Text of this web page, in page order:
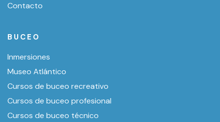
Contacto
BUCEO
Inmersiones
Museo Atlántico
Cursos de buceo recreativo
Cursos de buceo profesional
Cursos de buceo técnico